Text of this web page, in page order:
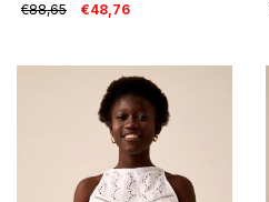
€88,65
€48,76